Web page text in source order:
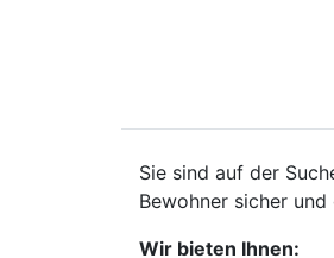
Sie sind auf der
Bewohner sicher
Wir bieten Ihnen: